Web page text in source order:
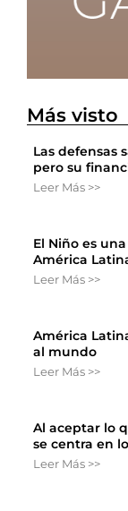
Más visto
Las defensas
pero su
Leer Más >>
El Niño es
América
Leer Más >>
América
al mundo
Leer Más >>
Al aceptar lo
se centra en
Leer Más >>